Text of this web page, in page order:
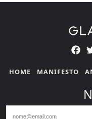
HOME MANIFESTO